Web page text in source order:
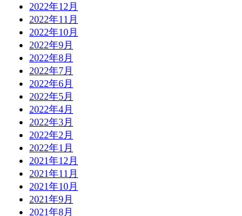
2022年12月
2022年11月
2022年10月
2022年9月
2022年8月
2022年7月
2022年6月
2022年5月
2022年4月
2022年3月
2022年2月
2022年1月
2021年12月
2021年11月
2021年10月
2021年9月
2021年8月